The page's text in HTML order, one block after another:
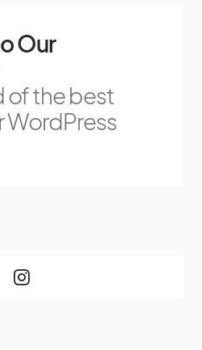
Our
of the best
WordPress